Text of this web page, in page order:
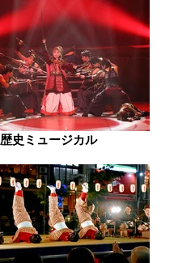
歴史ミュージカル